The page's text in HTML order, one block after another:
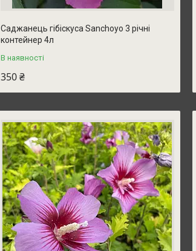
Саджанець гібіскуса Sanchoyo 3 річні
контейнер 4л
В наявності
350 ₴